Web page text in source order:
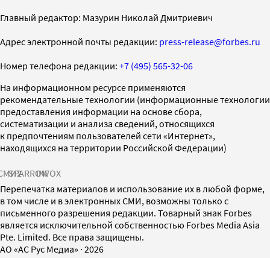
Главный редактор: Мазурин Николай Дмитриевич
Адрес электронной почты редакции: press-release@forbes.ru
Номер телефона редакции: +7 (495) 565-32-06
На информационном ресурсе применяются
рекомендательные технологии (информационные технологии
предоставления информации на основе сбора,
систематизации и анализа сведений, относящихся
к предпочтениям пользователей сети «Интернет»,
находящихся на территории Российской Федерации)
SPARROWINFOX
Перепечатка материалов и использование их в любой форме,
в том числе и в электронных СМИ, возможны только с
письменного разрешения редакции. Товарный знак Forbes
является исключительной собственностью Forbes Media Asia
Pte. Limited. Все права защищены.
AO «АС Рус Медиа» · 2026